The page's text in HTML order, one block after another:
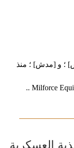
؛ و [مدش] ؛ منذ
حقوق الطبع والنسخ ؛ 2017 Milforce Equipment Co.، Ltd ..
العسكرية